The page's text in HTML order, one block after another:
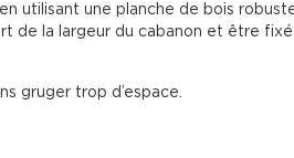
utilisant une planche de bois
de la largeur du cabanon et être
gruger trop d’espace.